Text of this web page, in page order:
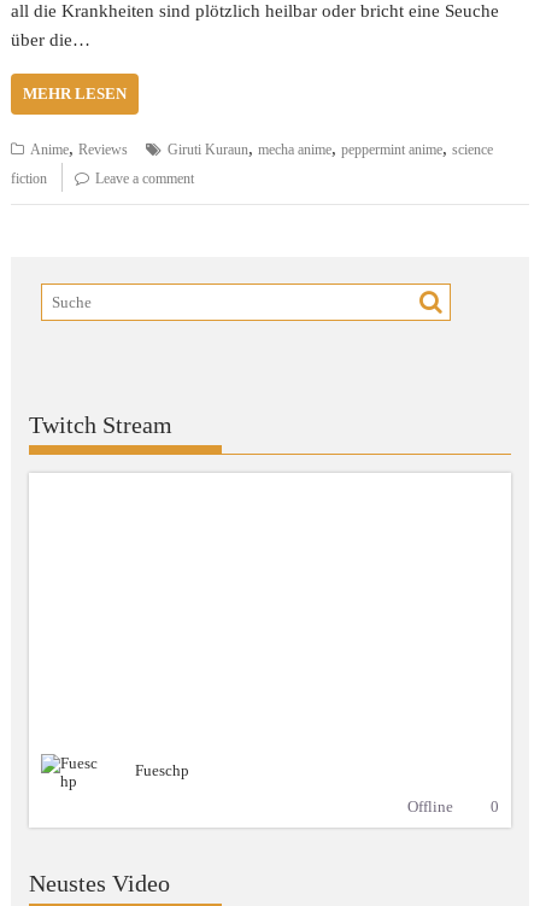
all die Krankheiten sind plötzlich heilbar oder bricht eine Seuche
über die…
MEHR LESEN
Anime,Reviews Giruti Kuraun,mecha anime,peppermint anime,science
fiction
Leave a comment
Twitch Stream
Fueschp
Offline
0
Neustes Video